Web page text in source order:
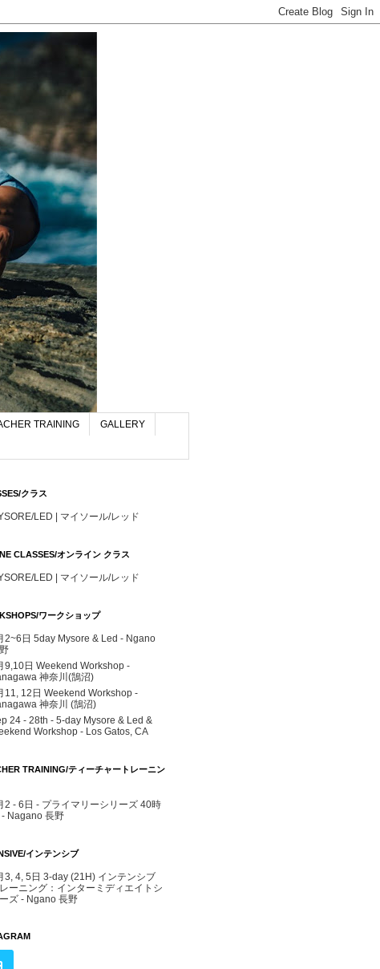
TRAINING GALLERY
クラス
LED | マイソール/レッド
CLASSES/オンライン クラス
LED | マイソール/レッド
ワークショップ
2~6日 5day Mysore & Led - Ngano
9,10日 Weekend Workshop -
神奈川(鵠沼)
11, 12日 Weekend Workshop -
神奈川 (鵠沼)
24 - 28th - 5-day Mysore & Led &
Workshop - Los Gatos, CA
TRAINING/ティーチャートレーニン
2 - 6日 - プライマリーシリーズ 40時
- Nagano 長野
インテンシブ
3, 4, 5日 3-day (21H) インテンシブ
レーニング：インターミディエイトシ
ズ - Ngano 長野